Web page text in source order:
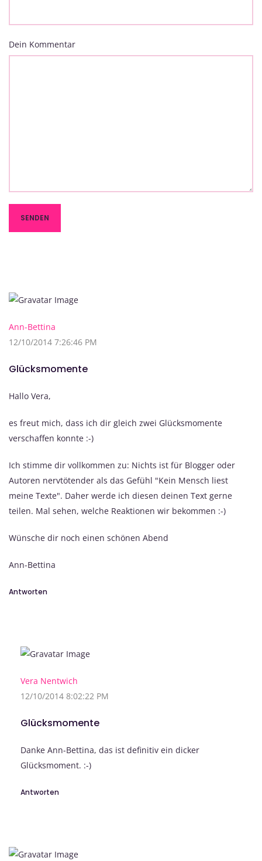
Dein Kommentar
Ann-Bettina
12/10/2014 7:26:46 PM
Glücksmomente
Hallo Vera,
es freut mich, dass ich dir gleich zwei Glücksmomente
verschaffen konnte :-)
Ich stimme dir vollkommen zu: Nichts ist für Blogger oder
Autoren nervtötender als das Gefühl "Kein Mensch liest
meine Texte". Daher werde ich diesen deinen Text gerne
teilen. Mal sehen, welche Reaktionen wir bekommen :-)
Wünsche dir noch einen schönen Abend
Ann-Bettina
Antworten
Vera Nentwich
12/10/2014 8:02:22 PM
Glücksmomente
Danke Ann-Bettina, das ist definitiv ein dicker
Glücksmoment. :-)
Antworten